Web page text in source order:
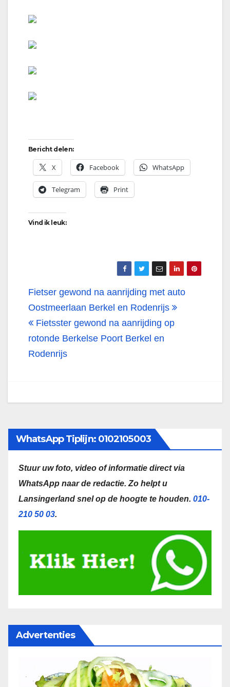
Bericht delen:
X Facebook WhatsApp
Telegram Print
Vind ik leuk:
Bericht
navigatie
Fietser gewond na aanrijding met auto
Oostmeerlaan Berkel en Rodenrijs
Fietsster gewond na aanrijding op
rotonde Berkelse Poort Berkel en
Rodenrijs
WhatsApp Tiplijn: 0102105003
Stuur uw foto, video of informatie direct via
WhatsApp naar de redactie. Zo helpt u
Lansingerland snel op de hoogte te houden. 010-
210 50 03.
Advertenties